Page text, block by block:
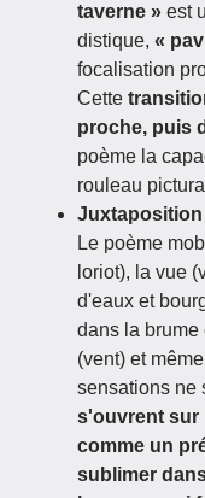
taverne » est
distique, «
focalisation
Cette
proche, puis
poème la
rouleau
Le poème
loriot), la vue
d'eaux et
dans la
(vent) et
sensations ne
s'ouvrent sur
comme un
sublimer